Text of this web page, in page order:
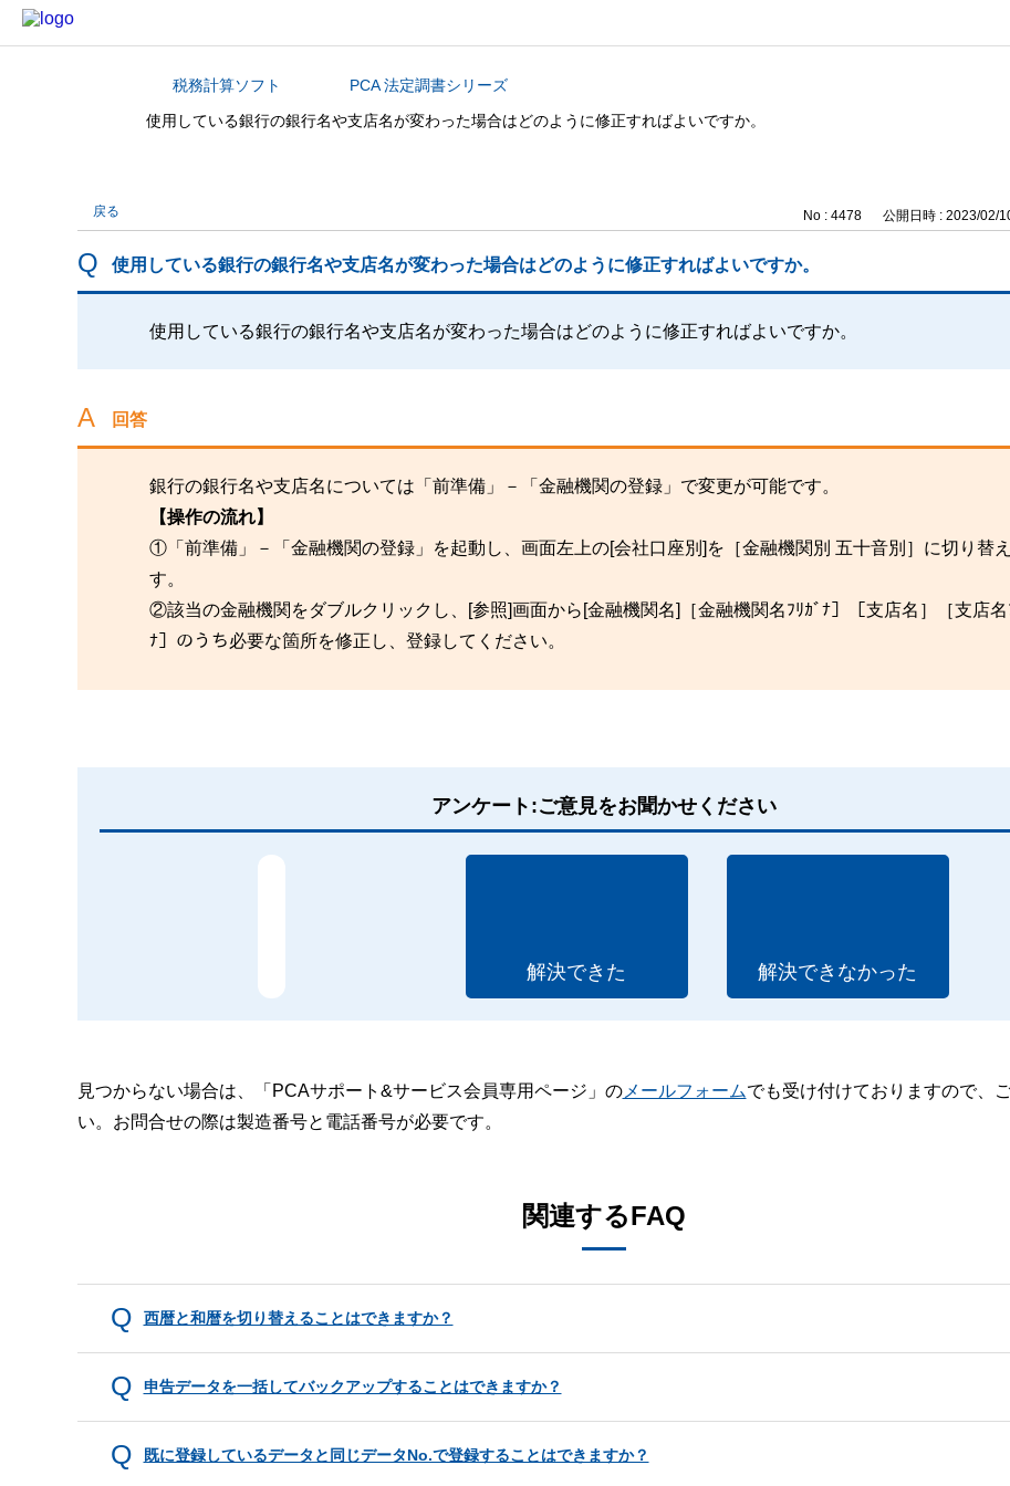
カテゴリから探す税務計算ソフト
PCA 法定調書シリーズ
使用している銀行の銀行名や支店名が変わった場合はどのように修正すればよいですか。
戻る No : 4478 公開日時 : 2023/02/
使用している銀行の銀行名や支店名が変わった場合はどのように修正すればよいですか。
使用している銀行の銀行名や支店名が変わった場合はどのように修正すればよいですか。
回答
銀行の銀行名や支店名については「前準備」－「金融機関の登録」で変更が可能です。
【操作の流れ】
①「前準備」－「金融機関の登録」を起動し、画面左上の[会社口座別]を［金融機関別 五十音別］に切り替
す。
②該当の金融機関をダブルクリックし、[参照]画面から[金融機関名]［金融機関名ﾌﾘｶﾞﾅ］［支店名］［支店名
ﾅ］のうち必要な箇所を修正し、登録してください。
アンケート:ご意見をお聞かせください
解決できた 解決できなかった
見つからない場合は、「PCAサポート&サービス会員専用ページ」のメールフォームでも受け付けておりますので、
い。お問合せの際は製造番号と電話番号が必要です。
関連するFAQ
西暦と和暦を切り替えることはできますか？
申告データを一括してバックアップすることはできますか？
既に登録しているデータと同じデータNo.で登録することはできますか？